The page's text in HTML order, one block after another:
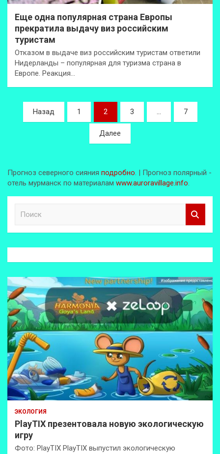
Еще одна популярная страна Европы
прекратила выдачу виз российским
туристам
Отказом в выдаче виз российским туристам ответили
Нидерланды – популярная для туризма страна в
Европе. Реакция…
Пагинация
записей
Назад 1 2 3 … 7
Далее
Прогноз северного сияния подробно. | Прогноз полярный -
отель мурманск по материалам www.auroravillage.info.
к
ЭКОЛОГИЯ
PlayTIX презентовала новую экологическую
игру
Фото: PlayTIX PlayTIX выпустил экологическую